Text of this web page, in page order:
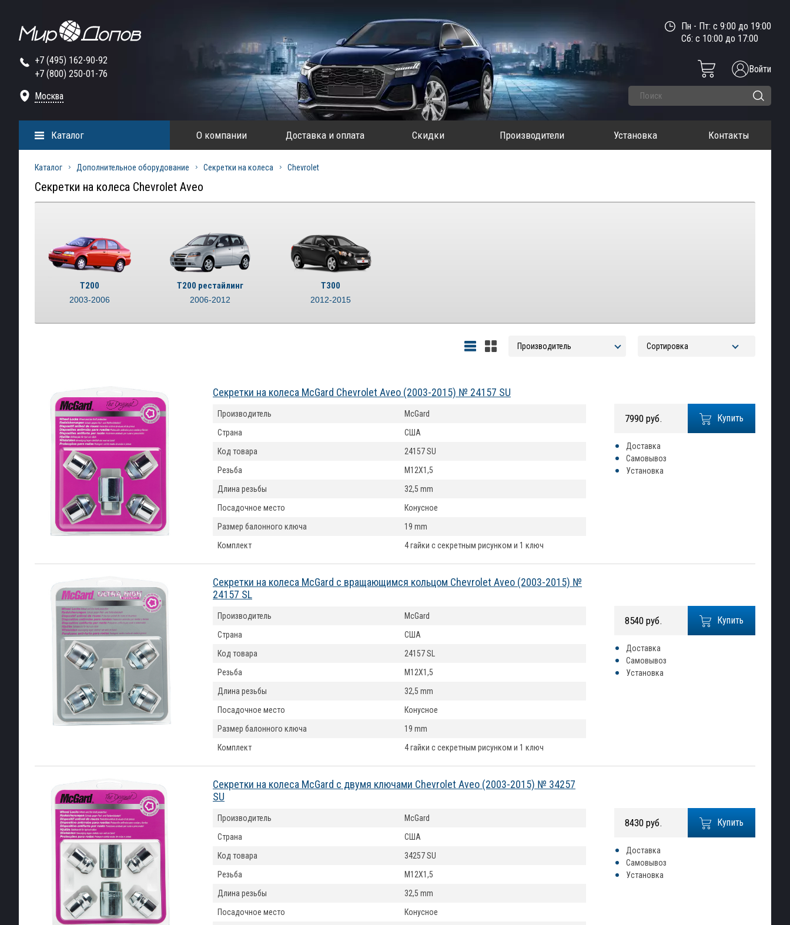
+7 (495) 162-90-92
+7 (800) 250-01-76
Москва
Пн - Пт: с 9:00 до 19:00
Сб: с 10:00 до 17:00
Войти
О компании Доставка и оплата Скидки Производители Установка Контакты
Каталог
Каталог Дополнительное оборудование Секретки на колеса Chevrolet
Секретки на колеса Chevrolet Aveo
T200
2003-2006
T200 рестайлинг
2006-2012
T300
2012-2015
Секретки на колеса McGard Chevrolet Aveo (2003-2015) № 24157 SU
Купить
7990 руб.
Доставка
Самовывоз
Установка
Производитель
McGard
Страна
США
Код товара
24157 SU
Резьба
M12X1,5
Длина резьбы
32,5 mm
Посадочное место
Конусное
Размер балонного ключа
19 mm
Комплект
4 гайки с секретным рисунком и 1 ключ
Секретки на колеса McGard с вращающимся кольцом Chevrolet Aveo (2003-2015) №
24157 SL
Купить
8540 руб.
Доставка
Самовывоз
Установка
Производитель
McGard
Страна
США
Код товара
24157 SL
Резьба
M12X1,5
Длина резьбы
32,5 mm
Посадочное место
Конусное
Размер балонного ключа
19 mm
Комплект
4 гайки с секретным рисунком и 1 ключ
Секретки на колеса McGard с двумя ключами Chevrolet Aveo (2003-2015) № 34257
SU
Купить
8430 руб.
Доставка
Самовывоз
Установка
Производитель
McGard
Страна
США
Код товара
34257 SU
Резьба
M12X1,5
Длина резьбы
32,5 mm
Посадочное место
Конусное